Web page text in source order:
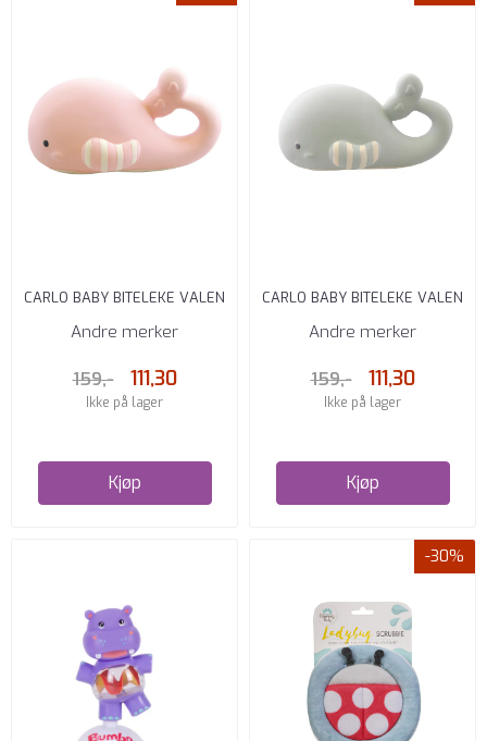
CARLO BABY BITELEKE VALEN
WAI ROSA
Andre merker
159,- 111,30
Ikke på lager
Kjøp
CARLO BABY BITELEKE VALEN
WAI GRØNN
Andre merker
159,- 111,30
Ikke på lager
Kjøp
-30%